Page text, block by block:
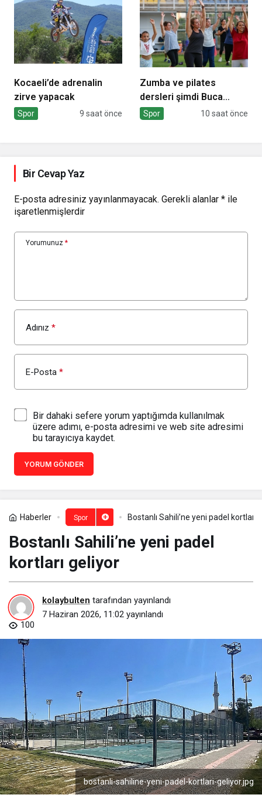
Kocaeli’de adrenalin
zirve yapacak
Spor 9 saat önce
Zumba ve pilates
dersleri şimdi Buca
Arena Stadı’nda
Spor 10 saat önce
Bir Cevap Yaz
E-posta adresiniz yayınlanmayacak. Gerekli alanlar * ile
işaretlenmişlerdir
Yorumunuz *
Adınız *
E-Posta *
Bir dahaki sefere yorum yaptığımda kullanılmak
üzere adımı, e-posta adresimi ve web site adresimi
bu tarayıcıya kaydet.
YORUM GÖNDER
Haberler Spor Bostanlı Sahili’ne yeni padel kortları
Bostanlı Sahili’ne yeni padel
kortları geliyor
kolaybulten tarafından yayınlandı
7 Haziran 2026, 11:02 yayınlandı
100
bostanli-sahiline-yeni-padel-kortlari-geliyor.jpg